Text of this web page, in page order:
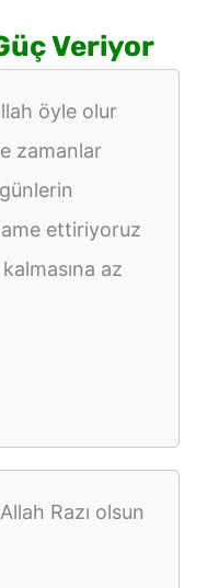
Veriyor
öyle olur
zamanlar
ettiriyoruz
az
Razı olsun